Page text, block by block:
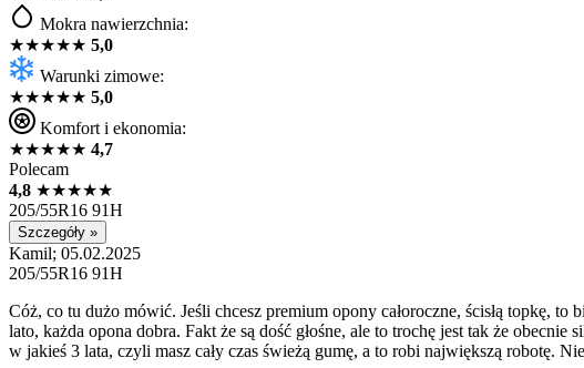
Mokra nawierzchnia:
★★★★★ 5,0
Warunki zimowe:
★★★★★ 5,0
Komfort i ekonomia:
★★★★★ 4,7
Polecam
4,8 ★★★★★
205/55R16 91H
Szczegóły »
Kamil; 05.02.2025
205/55R16 91H
Cóż, co tu dużo mówić. Jeśli chcesz premium opony całoroczne, ścisłą topkę,
lato, każda opona dobra. Fakt że są dość głośne, ale to trochę jest tak że
w jakieś 3 lata, czyli masz cały czas świeżą gumę, a to robi największą robotę.